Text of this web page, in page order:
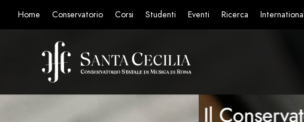
Home Conservatorio Corsi Studenti Eventi Ricerca International